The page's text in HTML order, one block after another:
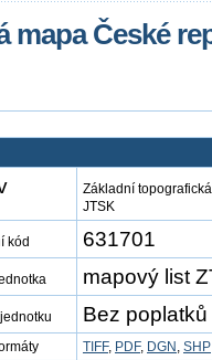
České
Základní
JTSK
kód 631701
mapový list
Bez poplatků
TIFF, PDF, DGN , SHP